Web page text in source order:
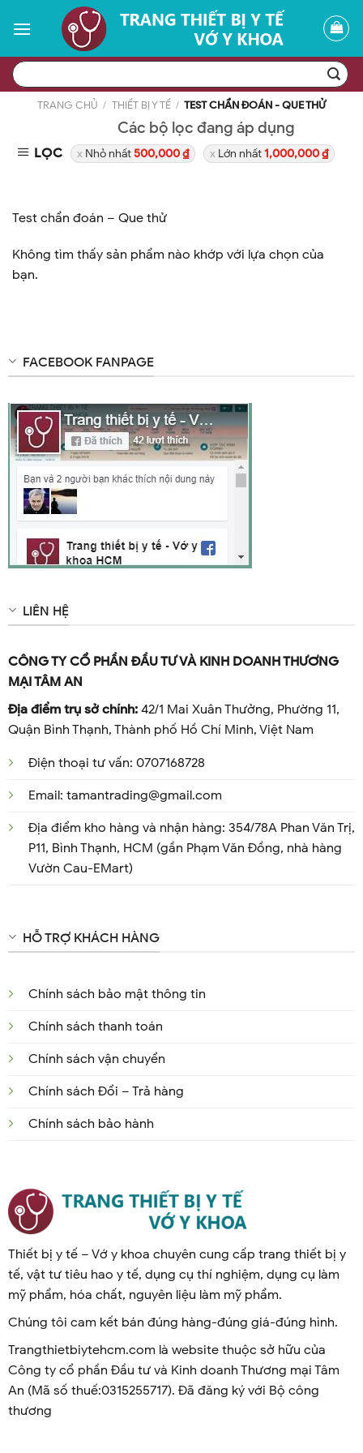
Tìm
kiếm:
TRANG CHỦ / THIẾT BỊ Y TẾ / TEST CHẨN ĐOÁN - QUE THỬ
LỌC
Các bộ lọc đang áp dụng
Nhỏ nhất500,000₫ Lớn nhất1,000,000₫
Test chẩn đoán – Que thử
Không tìm thấy sản phẩm nào khớp với lựa chọn của
bạn.
FACEBOOK FANPAGE
LIÊN HỆ
CÔNG TY CỔ PHẦN ĐẦU TƯ VÀ KINH DOANH THƯƠNG
MẠI TÂM AN
Địa điểm trụ sở chính:42/1 Mai Xuân Thưởng, Phường 11,
Quận Bình Thạnh, Thành phố Hồ Chí Minh, Việt Nam
Điện thoại tư vấn: 0707168728
Email: tamantrading@gmail.com
Địa điểm kho hàng và nhận hàng: 354/78A Phan Văn Trị,
P11, Bình Thạnh, HCM (gần Phạm Văn Đồng, nhà hàng
Vườn Cau-EMart)
HỖ TRỢ KHÁCH HÀNG
Chính sách bảo mật thông tin
Chính sách thanh toán
Chính sách vận chuyển
Chính sách Đổi – Trả hàng
Chính sách bảo hành
Thiết bị y tế – Vớ y khoa chuyên cung cấp trang thiết bị y
tế, vật tư tiêu hao y tế, dụng cụ thí nghiệm, dụng cụ làm
mỹ phẩm, hóa chất, nguyên liệu làm mỹ phẩm.
Chúng tôi cam kết bán đúng hàng-đúng giá-đúng hình.
Trangthietbiytehcm.com là website thuộc sở hữu của
Công ty cổ phần Đầu tư và Kinh doanh Thương mại Tâm
An (Mã số thuế:0315255717). Đã đăng ký với Bộ công
thương